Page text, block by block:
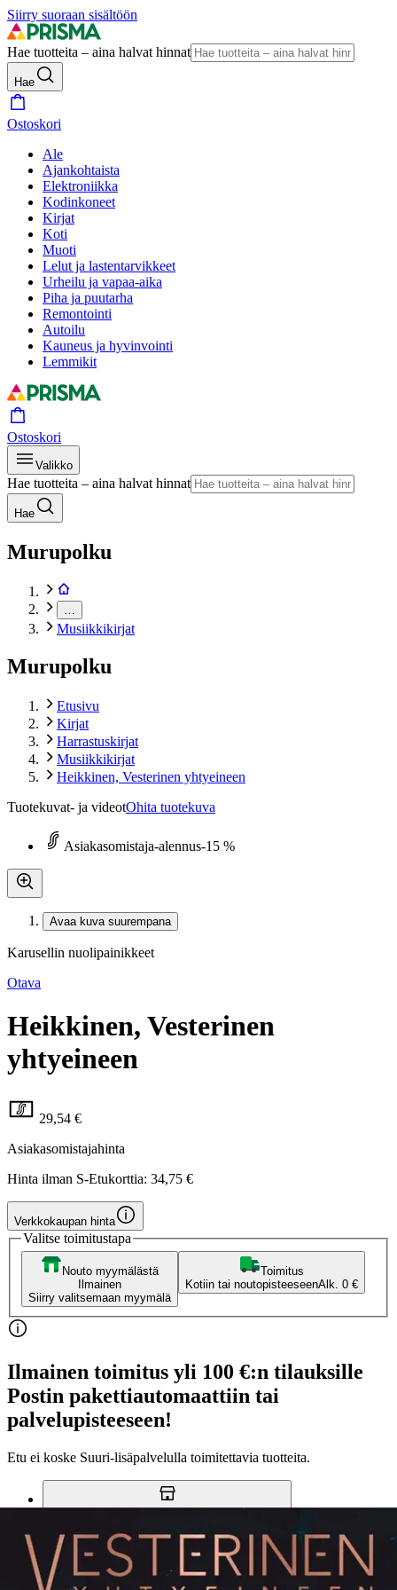
Siirry suoraan sisältöön
Hae tuotteita – aina halvat hinnat
Hae
Ostoskori
Ale
Ajankohtaista
Elektroniikka
Kodinkoneet
Kirjat
Koti
Muoti
Lelut ja lastentarvikkeet
Urheilu ja vapaa-aika
Piha ja puutarha
Remontointi
Autoilu
Kauneus ja hyvinvointi
Lemmikit
Ostoskori
Valikko
Hae tuotteita – aina halvat hinnat
Hae
Murupolku
Musiikkikirjat
Murupolku
Etusivu
Kirjat
Harrastuskirjat
Musiikkikirjat
Heikkinen, Vesterinen yhtyeineen
Tuotekuvat- ja videotOhita tuotekuva
Asiakasomistaja-alennus-15 %
Avaa kuva suurempana
Karusellin nuolipainikkeet
Otava
Heikkinen, Vesterinen
yhtyeineen
29,54 €
Asiakasomistajahinta
Hinta ilman S-Etukorttia: 34,75 €
Verkkokaupan hinta
Valitse toimitustapa
Nouto myymälästä
Ilmainen
Siirry valitsemaan myymälä
Toimitus
Kotiin tai noutopisteeseenAlk. 0 €
Ilmainen toimitus yli 100 €:n tilauksille
Postin pakettiautomaattiin tai
palvelupisteeseen!
Etu ei koske Suuri‑lisäpalvelulla toimitettavia tuotteita.
Tarkista myymäläsaatavuus